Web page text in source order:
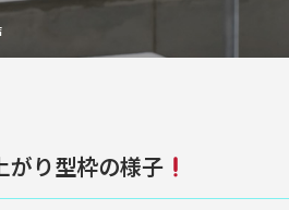
がり型枠の様子